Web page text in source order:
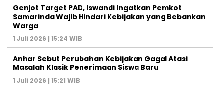
Genjot Target PAD, Iswandi Ingatkan Pemkot
Samarinda Wajib Hindari Kebijakan yang Bebankan
Warga
1 Juli 2026 | 15:24 WIB
Anhar Sebut Perubahan Kebijakan Gagal Atasi
Masalah Klasik Penerimaan Siswa Baru
1 Juli 2026 | 15:21 WIB